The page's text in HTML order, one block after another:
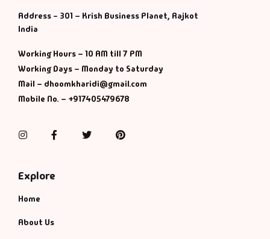
Address - 301 – Krish Business Planet, Rajkot
India
Working Hours – 10 AM till 7 PM
Working Days – Monday to Saturday
Mail – dhoomkharidi@gmail.com
Mobile No. – +917405479678
InstagramFacebookTwitterPinterest
Explore
Home
About Us